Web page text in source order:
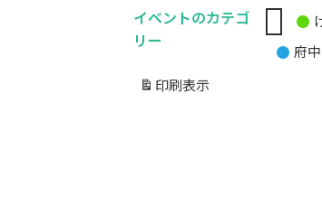
イベントのカテゴ
リー
無
題 府
印刷 表示